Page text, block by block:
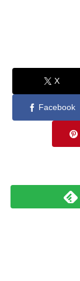
X
Facebook